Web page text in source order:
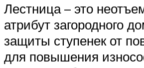
Лестница – это
атрибут загородного
защиты ступенек от
для повышения